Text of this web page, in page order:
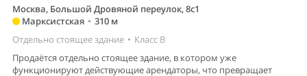
Москва, Большой Дровяной переулок, 8с1
Марксистская • 310 м
Отдельно стоящее здание • Класс B
Продаётся отдельно стоящее здание, в котором уже
функционируют действующие арендаторы, что превращает